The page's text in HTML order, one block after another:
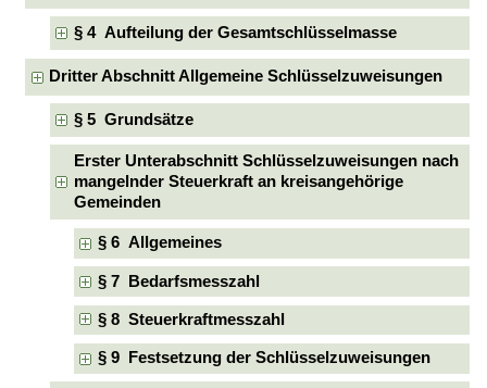
§ 4 Aufteilung der Gesamtschlüsselmasse
Dritter Abschnitt Allgemeine Schlüsselzuweisungen
§ 5 Grundsätze
Erster Unterabschnitt Schlüsselzuweisungen nach
mangelnder Steuerkraft an kreisangehörige
Gemeinden
§ 6 Allgemeines
§ 7 Bedarfsmesszahl
§ 8 Steuerkraftmesszahl
§ 9 Festsetzung der Schlüsselzuweisungen